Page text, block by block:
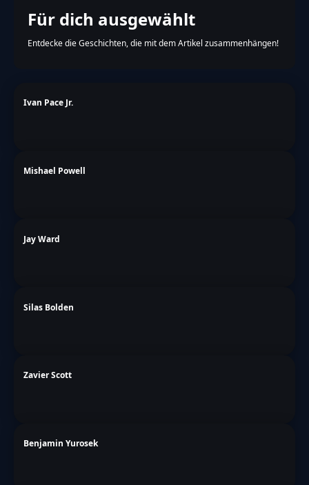
Für dich ausgewählt
Entdecke die Geschichten, die mit dem Artikel zusammenhängen!
Ivan Pace Jr.
Mishael Powell
Jay Ward
Silas Bolden
Zavier Scott
Benjamin Yurosek